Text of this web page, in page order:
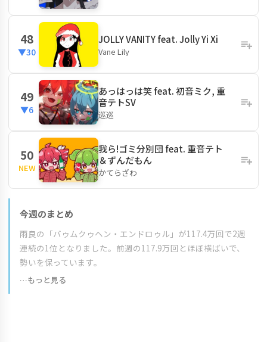
48
▼30
JOLLY VANITY feat. Jolly Yi Xi
Vane Lily‬
49
▼6
あっはっは笑 feat. 初音ミク, 重
音テトSV
巡巡
50
NEW
我ら!ゴミ分別団 feat. 重音テト
＆ずんだもん
かてらざわ
今週のまとめ
雨良の「バゥムクゥヘン・エンドロゥル」が117.4万回で2週
連続の1位となりました。前週の117.9万回とほぼ横ばいで、
勢いを保っています。
…もっと見る